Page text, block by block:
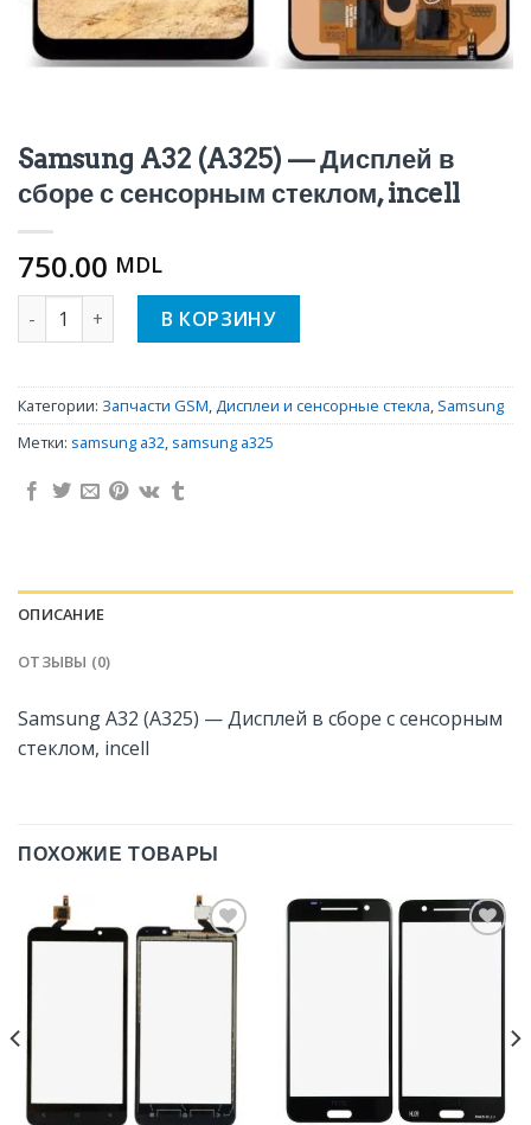
Samsung A32 (A325) — Дисплей в
сборе с сенсорным стеклом, incell
750.00 MDL
Количество Samsung A32 (A325) - Дисплей в сборе с
В КОРЗИНУ
Категории: Запчасти GSM,Дисплеи и сенсорные стекла, Samsung
Метки: samsung a32, samsung a325
ОПИСАНИЕ
ОТЗЫВЫ (0)
Samsung A32 (A325) — Дисплей в сборе с сенсорным
стеклом, incell
ПОХОЖИЕ ТОВАРЫ